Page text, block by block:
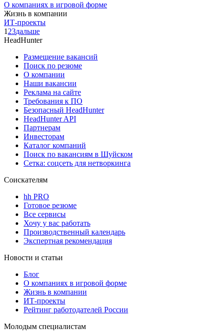
О компаниях в игровой форме
Жизнь в компании
ИТ-проекты
1 23дальше
HeadHunter
Размещение вакансий
Поиск по резюме
О компании
Наши вакансии
Реклама на сайте
Требования к ПО
Безопасный HeadHunter
HeadHunter API
Партнерам
Инвесторам
Каталог компаний
Поиск по вакансиям в Шуйском
Сетка: соцсеть для нетворкинга
Соискателям
hh PRO
Готовое резюме
Все сервисы
Хочу у вас работать
Производственный календарь
Экспертная рекомендация
Новости и статьи
Блог
О компаниях в игровой форме
Жизнь в компании
ИТ-проекты
Рейтинг работодателей России
Молодым специалистам